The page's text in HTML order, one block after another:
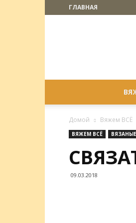
ГЛАВНАЯ
Домой Вяжем ВСЁ
ВЯЖЕМ ВСЁ
09.03.2018